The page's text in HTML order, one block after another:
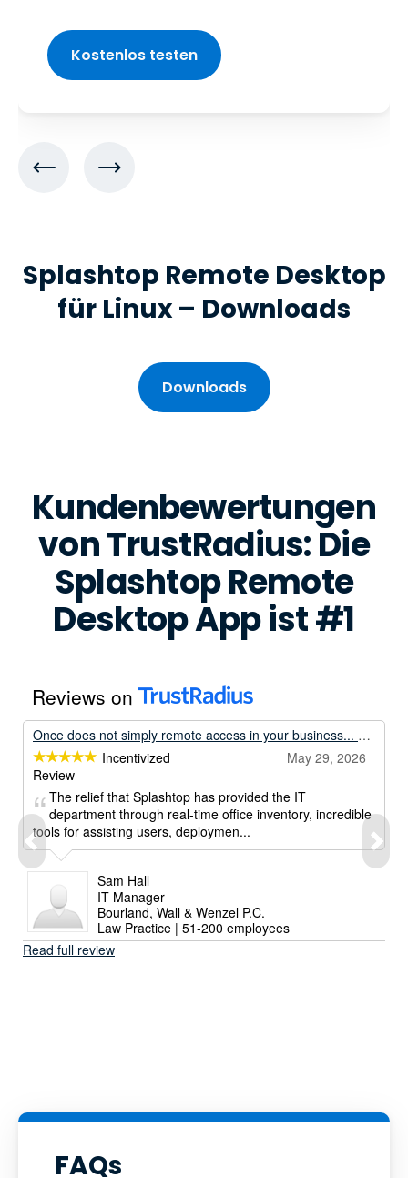
Kostenlos testen
Splashtop Remote Desktop
für Linux – Downloads
Downloads
Kundenbewertungen
von TrustRadius: Die
Splashtop Remote
Desktop App ist #1
Reviews on
Once does not simply remote access in your business... Unless its with Splashtop.
Incentivized
Review
May 29, 2026
The relief that Splashtop has provided the IT
department through real-time office inventory, incredible
tools for assisting users, deploymen...
Sam Hall
IT Manager
Bourland, Wall & Wenzel P.C.
Law Practice | 51-200 employees
Read full review
FAQs